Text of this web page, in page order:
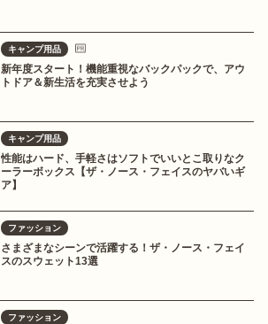
キャンプ用品
新年度スタート！機能重視なバックパックで、アウ
トドア＆新生活を充実させよう
キャンプ用品
性能はハード、手軽さはソフトでいいとこ取りなク
ーラーボックス【ザ・ノース・フェイスのヤバいギ
ア】
ファッション
さまざまなシーンで活躍する！ザ・ノース・フェイ
スのスウェット13選
ファッション